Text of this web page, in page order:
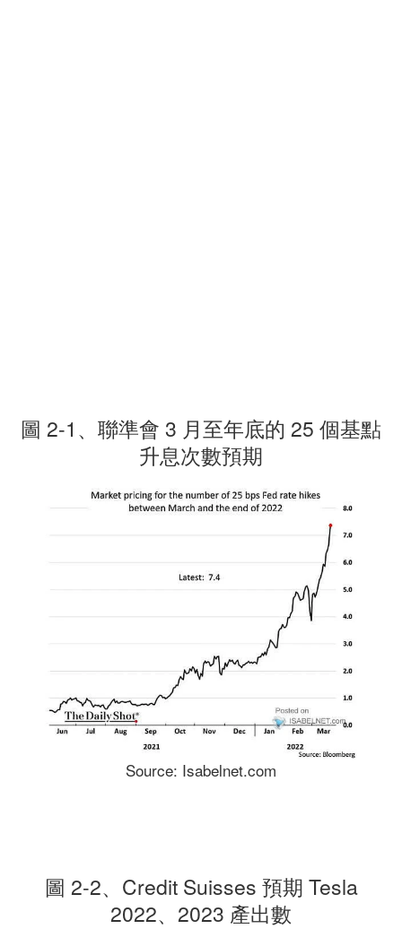
圖 2-1、聯準會 3 月至年底的 25 個基點
升息次數預期
Source: Isabelnet.com
圖 2-2、Credit Suisses 預期 Tesla
2022、2023 產出數